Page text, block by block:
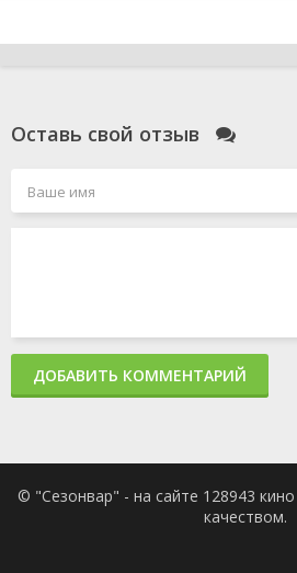
Оставь свой отзыв
ДОБАВИТЬ КОММЕНТАРИЙ
© "Сезонвар" - на сайте 128943
качеством.